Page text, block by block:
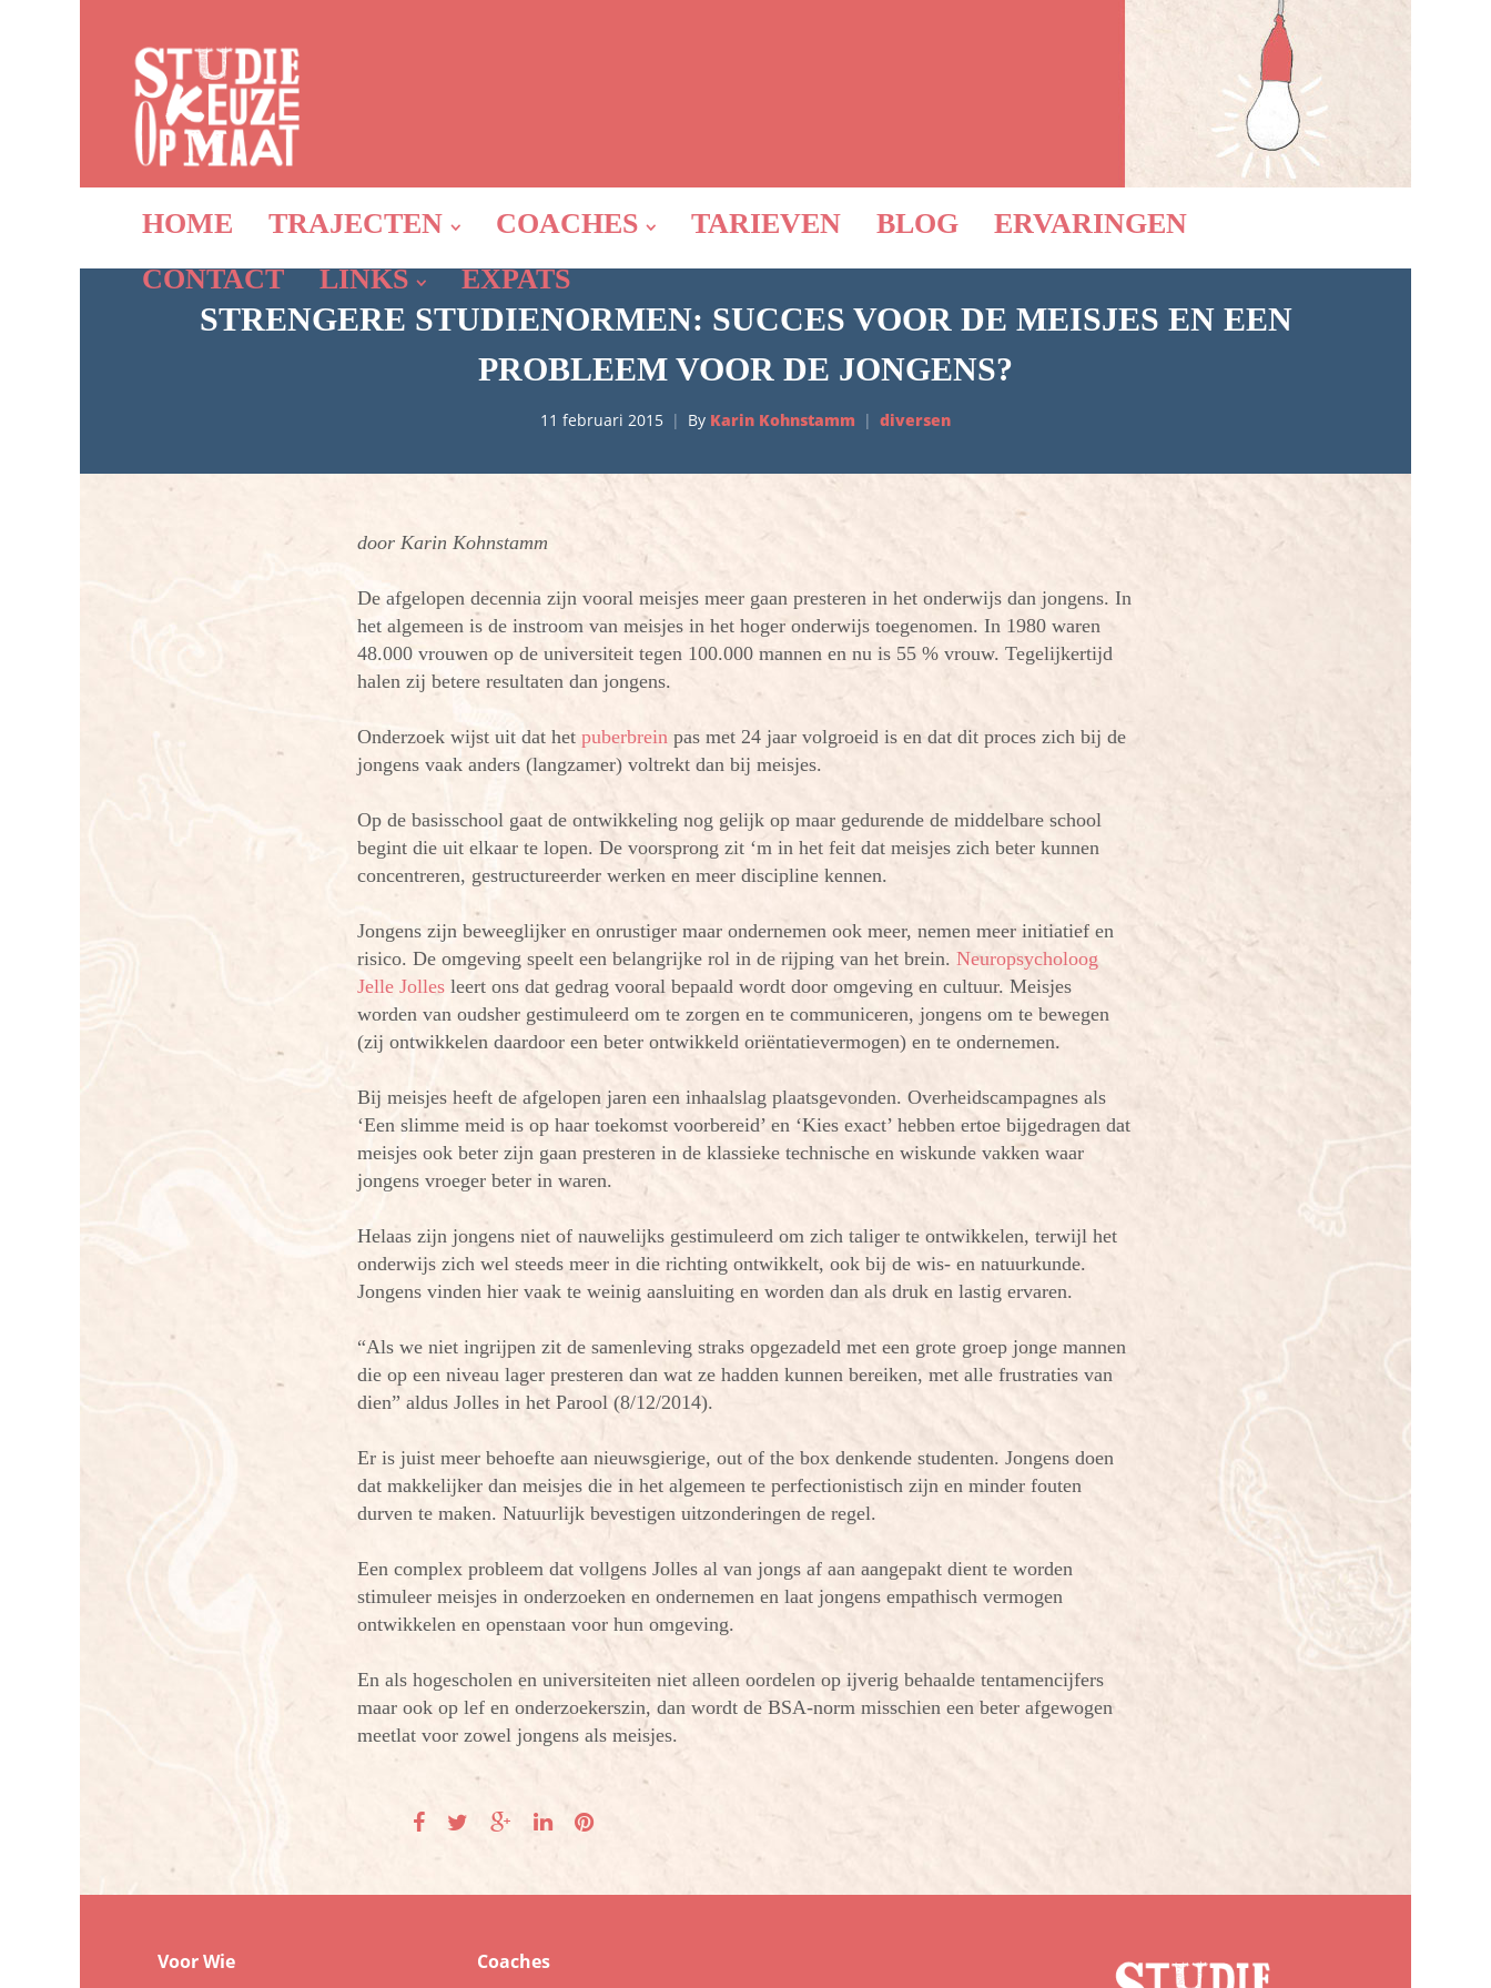
HOME TRAJECTEN COACHES TARIEVEN BLOG
ERVARINGEN
CONTACT
LINKS EXPATS
STRENGERE STUDIENORMEN: SUCCES VOOR DE MEISJES EN EEN
PROBLEEM VOOR DE JONGENS?
11 februari 2015 By Karin Kohnstamm diversen
door Karin Kohnstamm
De afgelopen decennia zijn vooral meisjes meer gaan presteren in het onderwijs dan jongens. In
het algemeen is de instroom van meisjes in het hoger onderwijs toegenomen. In 1980 waren
48.000 vrouwen op de universiteit tegen 100.000 mannen en nu is 55 % vrouw. Tegelijkertijd
halen zij betere resultaten dan jongens.
Onderzoek wijst uit dat het puberbrein pas met 24 jaar volgroeid is en dat dit proces zich bij de
jongens vaak anders (langzamer) voltrekt dan bij meisjes.
Op de basisschool gaat de ontwikkeling nog gelijk op maar gedurende de middelbare school
begint die uit elkaar te lopen. De voorsprong zit ‘m in het feit dat meisjes zich beter kunnen
concentreren, gestructureerder werken en meer discipline kennen.
Jongens zijn beweeglijker en onrustiger maar ondernemen ook meer, nemen meer initiatief en
risico. De omgeving speelt een belangrijke rol in de rijping van het brein. Neuropsycholoog
Jelle Jolles leert ons dat gedrag vooral bepaald wordt door omgeving en cultuur. Meisjes
worden van oudsher gestimuleerd om te zorgen en te communiceren, jongens om te bewegen
(zij ontwikkelen daardoor een beter ontwikkeld oriëntatievermogen) en te ondernemen.
Bij meisjes heeft de afgelopen jaren een inhaalslag plaatsgevonden. Overheidscampagnes als
‘Een slimme meid is op haar toekomst voorbereid’ en ‘Kies exact’ hebben ertoe bijgedragen dat
meisjes ook beter zijn gaan presteren in de klassieke technische en wiskunde vakken waar
jongens vroeger beter in waren.
Helaas zijn jongens niet of nauwelijks gestimuleerd om zich taliger te ontwikkelen, terwijl het
onderwijs zich wel steeds meer in die richting ontwikkelt, ook bij de wis- en natuurkunde.
Jongens vinden hier vaak te weinig aansluiting en worden dan als druk en lastig ervaren.
“Als we niet ingrijpen zit de samenleving straks opgezadeld met een grote groep jonge mannen
die op een niveau lager presteren dan wat ze hadden kunnen bereiken, met alle frustraties van
dien” aldus Jolles in het Parool (8/12/2014).
Er is juist meer behoefte aan nieuwsgierige, out of the box denkende studenten. Jongens doen
dat makkelijker dan meisjes die in het algemeen te perfectionistisch zijn en minder fouten
durven te maken. Natuurlijk bevestigen uitzonderingen de regel.
Een complex probleem dat vollgens Jolles al van jongs af aan aangepakt dient te worden
stimuleer meisjes in onderzoeken en ondernemen en laat jongens empathisch vermogen
ontwikkelen en openstaan voor hun omgeving.
En als hogescholen en universiteiten niet alleen oordelen op ijverig behaalde tentamencijfers
maar ook op lef en onderzoekerszin, dan wordt de BSA-norm misschien een beter afgewogen
meetlat voor zowel jongens als meisjes.
Voor Wie Coaches